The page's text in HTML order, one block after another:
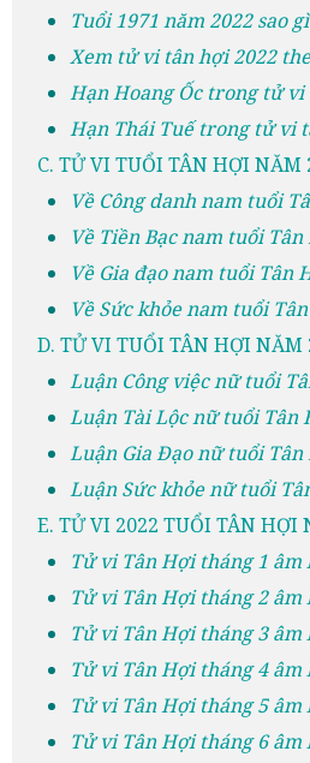
Tuổi 1971 năm 2022 sao
Xem tử vi tân hợi 2022
Hạn Hoang Ốc trong tử vi
Hạn Thái Tuế trong tử vi
C. TỬ VI TUỔI TÂN HỢI
Về Công danh nam tuổi
Về Tiền Bạc nam tuổi
Về Gia đạo nam tuổi Tân
Về Sức khỏe nam tuổi
D. TỬ VI TUỔI TÂN HỢI NĂM
Luận Công việc nữ tuổi
Luận Tài Lộc nữ tuổi Tân
Luận Gia Đạo nữ tuổi Tân
Luận Sức khỏe nữ tuổi
E. TỬ VI 2022 TUỔI TÂN HỢI
Tử vi Tân Hợi tháng 1 âm
Tử vi Tân Hợi tháng 2 âm
Tử vi Tân Hợi tháng 3 âm
Tử vi Tân Hợi tháng 4 âm
Tử vi Tân Hợi tháng 5 âm
Tử vi Tân Hợi tháng 6 âm